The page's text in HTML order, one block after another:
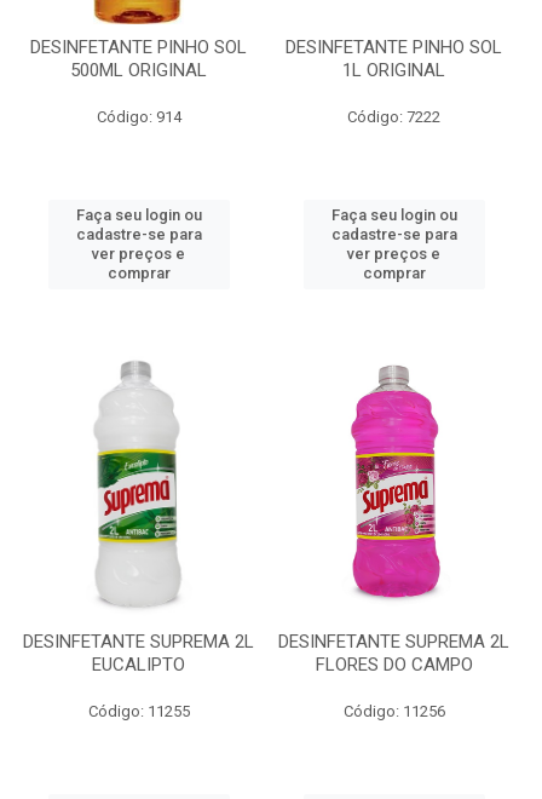
DESINFETANTE PINHO SOL
500ML ORIGINAL
Código: 914
Faça seu login ou
cadastre-se para
ver preços e
comprar
DESINFETANTE PINHO SOL
1L ORIGINAL
Código: 7222
Faça seu login ou
cadastre-se para
ver preços e
comprar
DESINFETANTE SUPREMA 2L
EUCALIPTO
Código: 11255
DESINFETANTE SUPREMA 2L
FLORES DO CAMPO
Código: 11256